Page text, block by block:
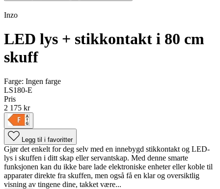
Inzo
LED lys + stikkontakt i 80 cm
skuff
Farge: Ingen farge
LS180-E
Pris
2 175 kr
Legg til i favoritter
Gjør det enkelt for deg selv med en innebygd stikkontakt og LED-
lys i skuffen i ditt skap eller servantskap. Med denne smarte
funksjonen kan du ikke bare lade elektroniske enheter eller koble til
apparater direkte fra skuffen, men også få en klar og oversiktlig
visning av tingene dine, takket være...